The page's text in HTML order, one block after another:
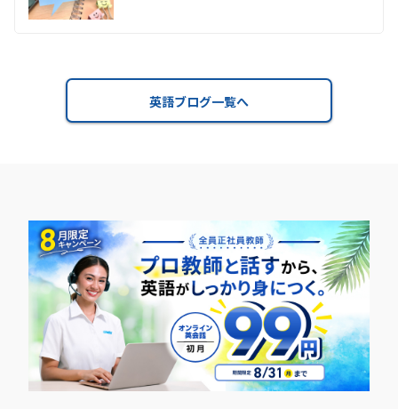
英語ブログ一覧へ